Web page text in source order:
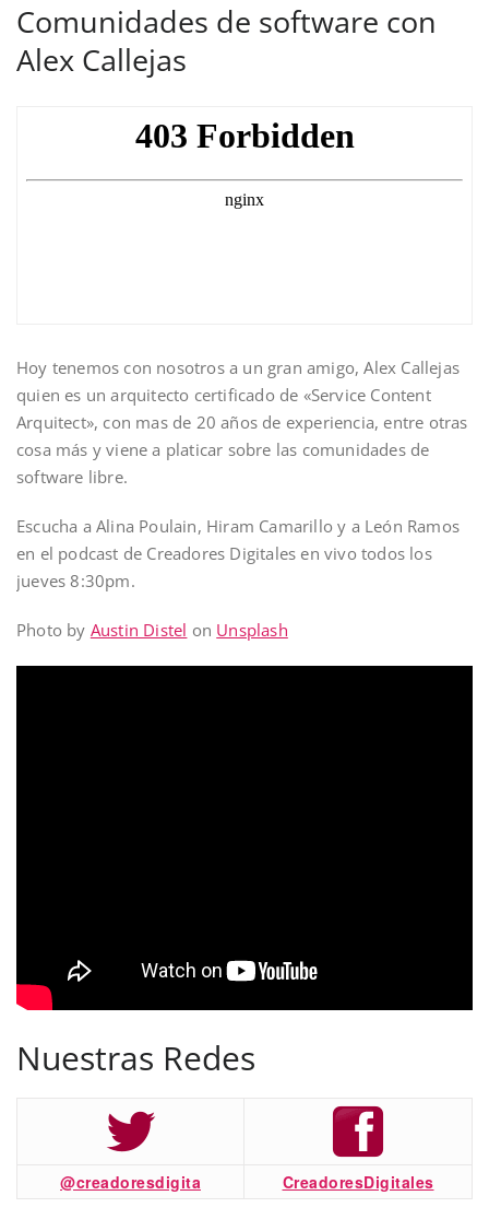
Comunidades de software con
Alex Callejas
Hoy tenemos con nosotros a un gran amigo, Alex Callejas
quien es un arquitecto certificado de «Service Content
Arquitect», con mas de 20 años de experiencia, entre otras
cosa más y viene a platicar sobre las comunidades de
software libre.
Escucha a Alina Poulain, Hiram Camarillo y a León Ramos
en el podcast de Creadores Digitales en vivo todos los
jueves 8:30pm.
Photo by Austin Distel on Unsplash
Nuestras Redes
@creadoresdigita CreadoresDigitales